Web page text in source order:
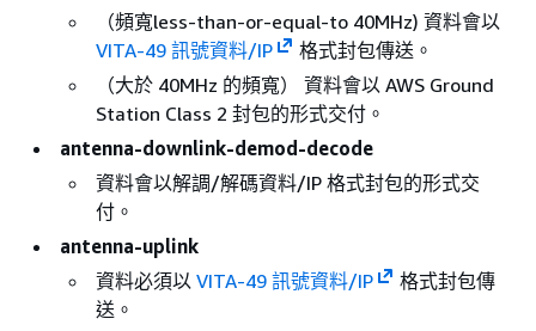
（頻寬less-than-or-equal-to 40MHz) 資料會以
VITA-49 訊號資料/IP
格式封包傳送。
（大於 40MHz 的頻寬） 資料會以 AWS Ground
Station Class 2 封包的形式交付。
antenna-downlink-demod-decode
資料會以解調/解碼資料/IP 格式封包的形式交
付。
antenna-uplink
資料必須以 VITA-49 訊號資料/IP
格式封包傳
送。